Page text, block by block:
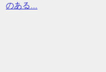
のある...